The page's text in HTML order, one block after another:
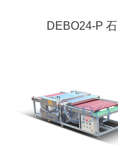
DEBO24-P 石